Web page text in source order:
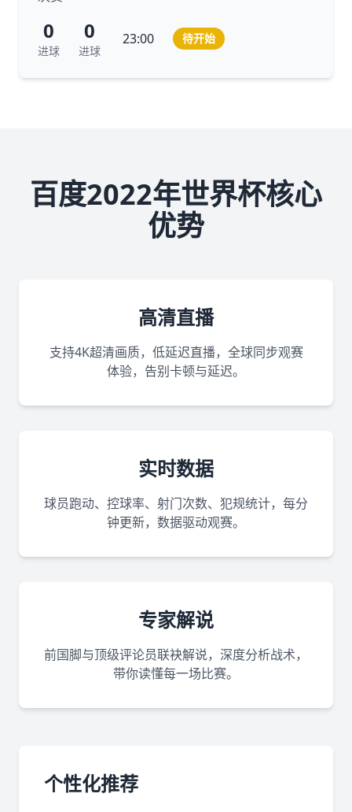
0
进球
0
进球
23:00 待开始
百度2022年世界杯核心
优势
高清直播
支持4K超清画质，低延迟直播，全球同步观赛
体验，告别卡顿与延迟。
实时数据
球员跑动、控球率、射门次数、犯规统计，每分
钟更新，数据驱动观赛。
专家解说
前国脚与顶级评论员联袂解说，深度分析战术，
带你读懂每一场比赛。
个性化推荐